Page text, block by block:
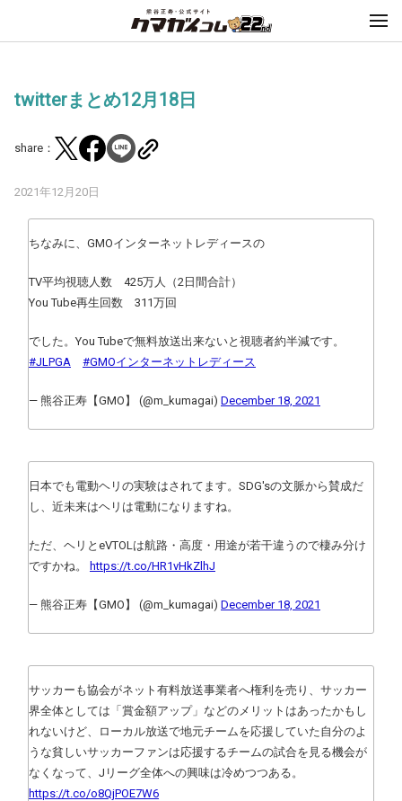
twitterまとめ12月18日
share：
2021年12月20日
ちなみに、GMOインターネットレディースの
TV平均視聴人数 425万人（2日間合計）
You Tube再生回数 311万回
でした。You Tubeで無料放送出来ないと視聴者約半減です。
#JLPGA
#GMOインターネットレディース
— 熊谷正寿【GMO】 (@m_kumagai) December 18, 2021
日本でも電動ヘリの実験はされてます。SDG'sの文脈から賛成だ
し、近未来はヘリは電動になりますね。
ただ、ヘリとeVTOLは航路・高度・用途が若干違うので棲み分け
ですかね。
https://t.co/HR1vHkZlhJ
— 熊谷正寿【GMO】 (@m_kumagai) December 18, 2021
サッカーも協会がネット有料放送事業者へ権利を売り、サッカー
界全体としては「賞金額アップ」などのメリットはあったかもし
れないけど、ローカル放送で地元チームを応援していた自分のよ
うな貧しいサッカーファンは応援するチームの試合を見る機会が
なくなって、Jリーグ全体への興味は冷めつつある。
https://t.co/o8QjPOE7W6